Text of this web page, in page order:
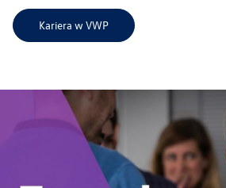
Kariera w VWP